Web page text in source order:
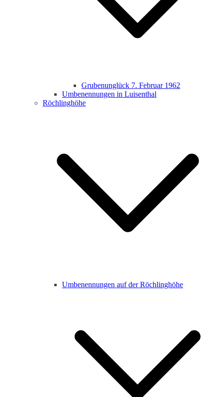
Grubenunglück 7. Februar 1962
Umbenennungen in Luisenthal
Röchlinghöhe
Umbenennungen auf der Röchlinghöhe